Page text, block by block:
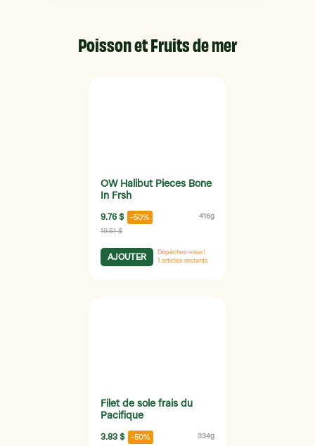
Poisson et Fruits de mer
OW Halibut Pieces Bone
In Frsh
9.76 $ -50% 416g
19.51 $
AJOUTER
Dépêchez-vous!
1 articles restants
Filet de sole frais du
Pacifique
3.83 $ -50% 334g